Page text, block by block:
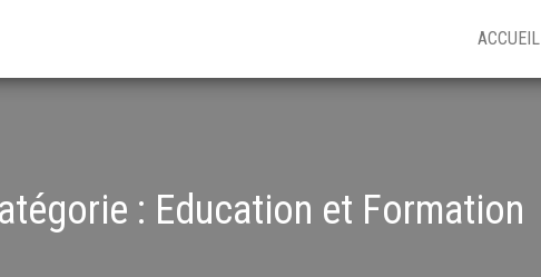
ACCUEIL
: Education et Formation